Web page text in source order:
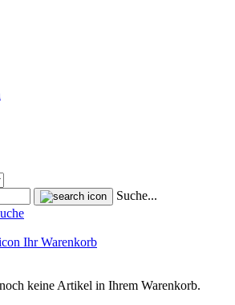
Suche...
Ihr Warenkorb
keine Artikel in Ihrem Warenkorb.